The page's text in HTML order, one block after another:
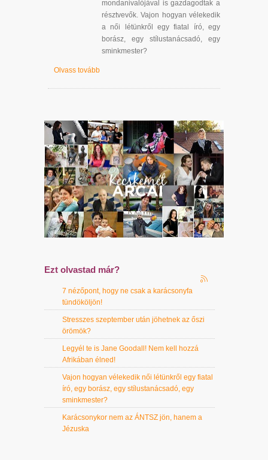
mondanivalójával is gazdagodtak a
résztvevők. Vajon hogyan vélekedik
a női létünkről egy fiatal író, egy
borász, egy stílustanácsadó, egy
sminkmester?
Olvass tovább
Ezt olvastad már?
7 nézőpont, hogy ne csak a karácsonyfa
tündököljön!
Stresszes szeptember után jöhetnek az őszi
örömök?
Legyél te is Jane Goodall! Nem kell hozzá
Afrikában élned!
Vajon hogyan vélekedik női létünkről egy fiatal
író, egy borász, egy stílustanácsadó, egy
sminkmester?
Karácsonykor nem az ÁNTSZ jön, hanem a
Jézuska